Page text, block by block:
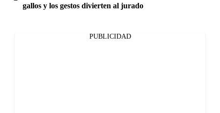
gallos y los gestos divierten al jurado
PUBLICIDAD